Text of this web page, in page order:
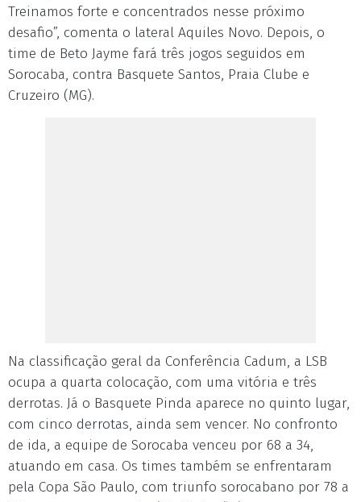
Treinamos forte e concentrados nesse próximo
desafio”, comenta o lateral Aquiles Novo. Depois, o
time de Beto Jayme fará três jogos seguidos em
Sorocaba, contra Basquete Santos, Praia Clube e
Cruzeiro (MG).
Na classificação geral da Conferência Cadum, a LSB
ocupa a quarta colocação, com uma vitória e três
derrotas. Já o Basquete Pinda aparece no quinto lugar,
com cinco derrotas, ainda sem vencer. No confronto
de ida, a equipe de Sorocaba venceu por 68 a 34,
atuando em casa. Os times também se enfrentaram
pela Copa São Paulo, com triunfo sorocabano por 78 a